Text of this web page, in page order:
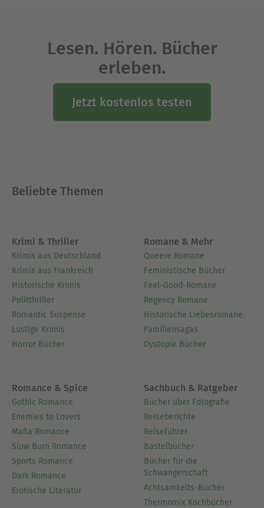
Ausblenden
Lesen. Hören. Bücher
erleben.
Jetzt kostenlos testen
Beliebte Themen
Krimi & Thriller
Krimis aus Deutschland
Krimis aus Frankreich
Historische Krimis
Politthriller
Romantic Suspense
Lustige Krimis
Horror Bücher
Romane & Mehr
Queere Romane
Feministische Bücher
Feel-Good-Romane
Regency Romane
Historische Liebesromane
Familiensagas
Dystopie Bücher
Romance & Spice
Gothic Romance
Enemies to Lovers
Mafia Romance
Slow Burn Romance
Sports Romance
Dark Romance
Erotische Literatur
Sachbuch & Ratgeber
Bücher über Fotografie
Reiseberichte
Reiseführer
Bastelbücher
Bücher für die
Schwangerschaft
Achtsamkeits-Bücher
Thermomix Kochbücher